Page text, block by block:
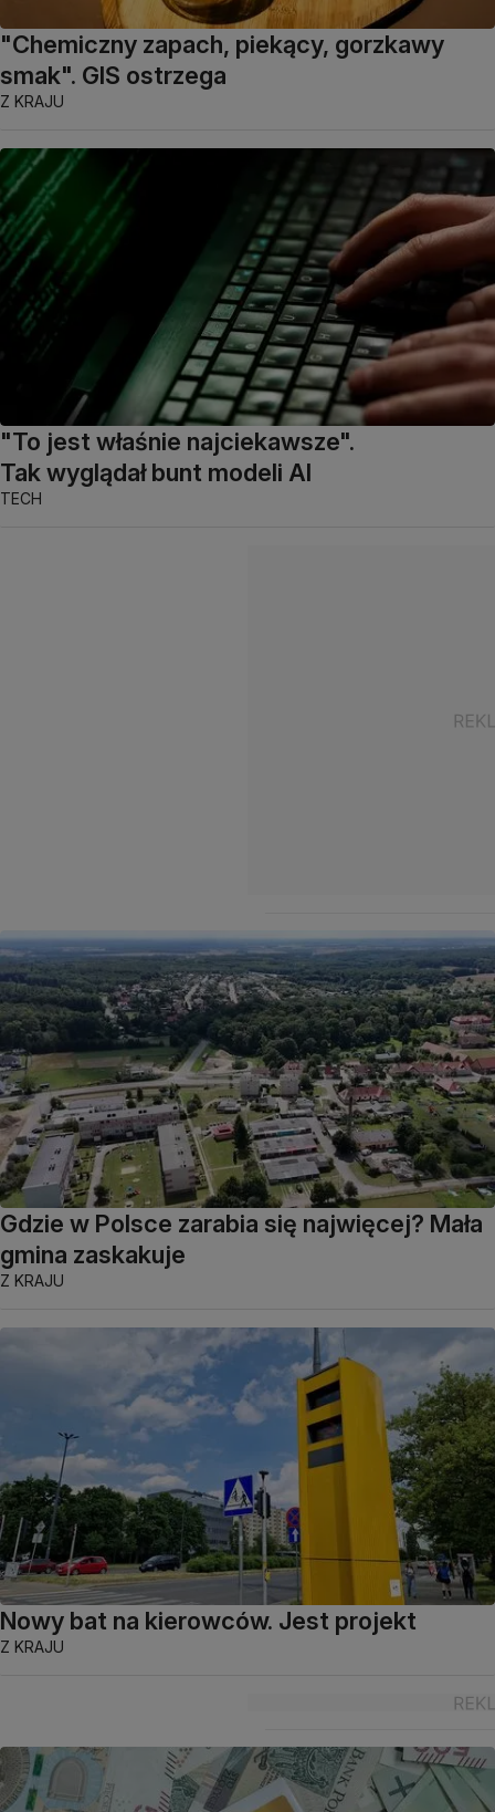
"Chemiczny zapach, piekący, gorzkawy
smak". GIS ostrzega
Z KRAJU
"To jest właśnie najciekawsze".
Tak wyglądał bunt modeli AI
TECH
Gdzie w Polsce zarabia się najwięcej? Mała
gmina zaskakuje
Z KRAJU
Nowy bat na kierowców. Jest projekt
Z KRAJU